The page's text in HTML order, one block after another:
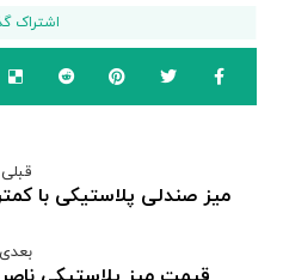
قبلی
میز صندلی پلاستیکی با
بعدی